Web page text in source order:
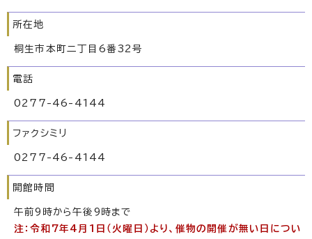
所在地
桐生市本町二丁目6番32号
電話
0277-46-4144
ファクシミリ
0277-46-4144
開館時間
午前9時から午後9時まで
注：令和7年4月1日（火曜日）より、催物の開催が無い日につい